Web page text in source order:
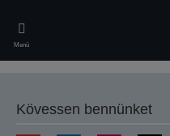
main
content
Menü
Kövessen bennünket